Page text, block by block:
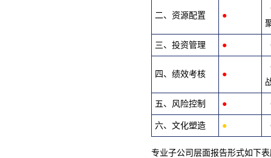
二、资源配置 ●
三、投资管理 ●
四、绩效考核 ●
五、风险控制 ●
六、文化塑造 ●
专业子公司层面报告形式如下